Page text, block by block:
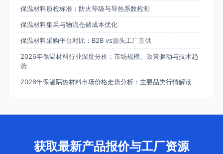
保温材料质检标准：防火等级与导热系数检测
保温材料集采与物流仓储成本优化
保温材料采购平台对比：B2B vs源头工厂直供
2026年保温材料行业深度分析：市场规模、政策驱动与技术趋
势
2026年保温隔热材料市场价格走势分析：主要品类行情解读
获取最新产品报价与工厂资源